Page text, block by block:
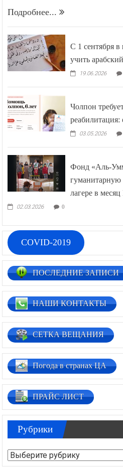
Подробнее...
С 1 сентября
учить
19.06.2026
Чолпон
03.05.2026
Фонд «Аль-
лагере в
02.03.2026 0
COVID-2019
ПОСЛЕДНИЕ ЗАПИСИ
НАШИ КОНТАКТЫ
СЕТКА ВЕЩАНИЯ
Погода в странах ЦА
ПРАЙС ЛИСТ
Рубрики
Рубрики